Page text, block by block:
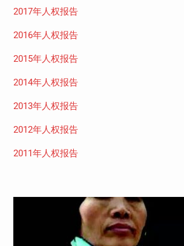
2017年人权报告
2016年人权报告
2015年人权报告
2014年人权报告
2013年人权报告
2012年人权报告
2011年人权报告